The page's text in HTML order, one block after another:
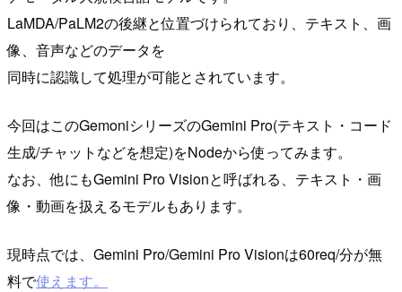
LaMDA/PaLM2の後継と位置づけられており、テキスト、画
像、音声などのデータを
同時に認識して処理が可能とされています。
今回はこのGemoniシリーズのGemini Pro(テキスト・コード
生成/チャットなどを想定)をNodeから使ってみます。
なお、他にもGemini Pro Visionと呼ばれる、テキスト・画
像・動画を扱えるモデルもあります。
現時点では、Gemini Pro/Gemini Pro Visionは60req/分が無
料で使えます。